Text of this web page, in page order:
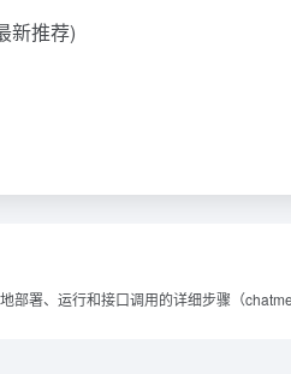
新推荐)
部署、运行和接口调用的详细步骤（